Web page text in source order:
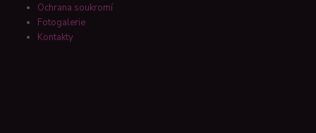
Ochrana soukromí
Fotogalerie
Kontakty